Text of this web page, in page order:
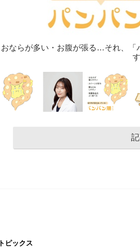
おならが多い・お腹が張る…それ、「
トピックス